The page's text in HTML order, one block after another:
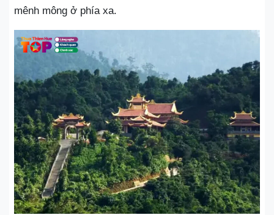
mênh mông ở phía xa.